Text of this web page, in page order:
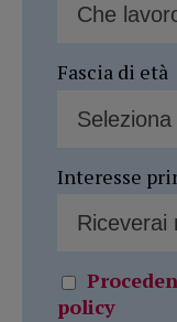
Fascia di età
Interesse
policy